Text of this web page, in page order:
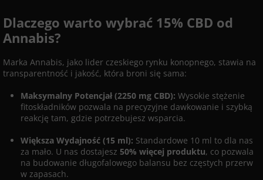
Dlaczego warto wybrać 15% CBD od
Annabis?
Marka Annabis, jako lider czeskiego rynku konopnego, stawia na
transparentność i jakość, która broni się sama:
Maksymalny Potencjał (2250 mg CBD): Wysokie stężenie
fitoskładników pozwala na precyzyjne dawkowanie i szybką
reakcję tam, gdzie potrzebujesz wsparcia.
Większa Wydajność (15 ml): Standardowe 10 ml to dla nas
za mało. U nas dostajesz 50% więcej produktu, co pozwala
na budowanie długofalowego balansu bez częstych przerw
w zapasach.